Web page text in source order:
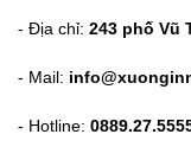
- Địa chỉ: 243 phố Vũ
- Mail:
- Hotline: